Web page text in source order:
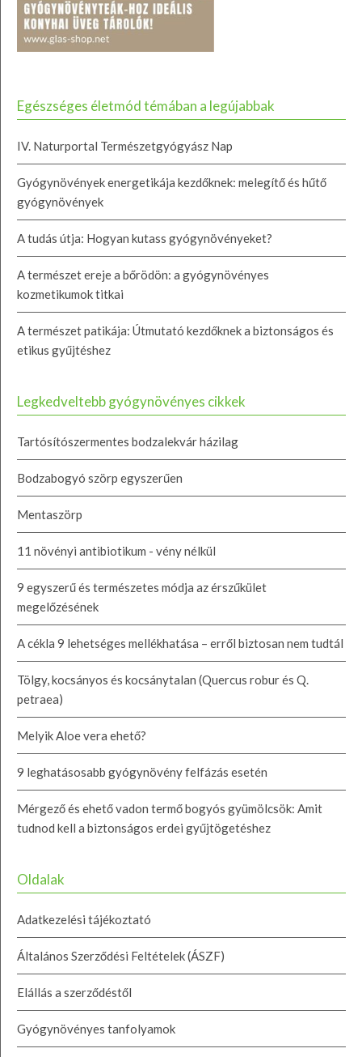
Egészséges életmód témában a legújabbak
IV. Naturportal Természetgyógyász Nap
Gyógynövények energetikája kezdőknek: melegítő és hűtő
gyógynövények
A tudás útja: Hogyan kutass gyógynövényeket?
A természet ereje a bőrödön: a gyógynövényes
kozmetikumok titkai
A természet patikája: Útmutató kezdőknek a biztonságos és
etikus gyűjtéshez
Legkedveltebb gyógynövényes cikkek
Tartósítószermentes bodzalekvár házilag
Bodzabogyó szörp egyszerűen
Mentaszörp
11 növényi antibiotikum - vény nélkül
9 egyszerű és természetes módja az érszűkület
megelőzésének
A cékla 9 lehetséges mellékhatása – erről biztosan nem tudtál
Tölgy, kocsányos és kocsánytalan (Quercus robur és Q.
petraea)
Melyik Aloe vera ehető?
9 leghatásosabb gyógynövény felfázás esetén
Mérgező és ehető vadon termő bogyós gyümölcsök: Amit
tudnod kell a biztonságos erdei gyűjtögetéshez
Oldalak
Adatkezelési tájékoztató
Általános Szerződési Feltételek (ÁSZF)
Elállás a szerződéstől
Gyógynövényes tanfolyamok